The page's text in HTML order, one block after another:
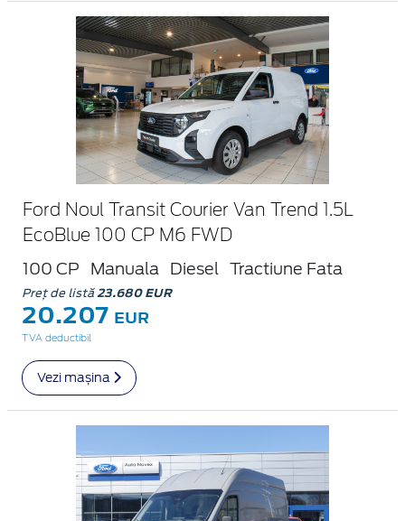
Ford Noul Transit Courier Van Trend 1.5L
EcoBlue 100 CP M6 FWD
100 CP Manuala Diesel Tractiune Fata
Preț de listă23.680 EUR
20.207 EUR
TVA deductibil
Vezi mașina